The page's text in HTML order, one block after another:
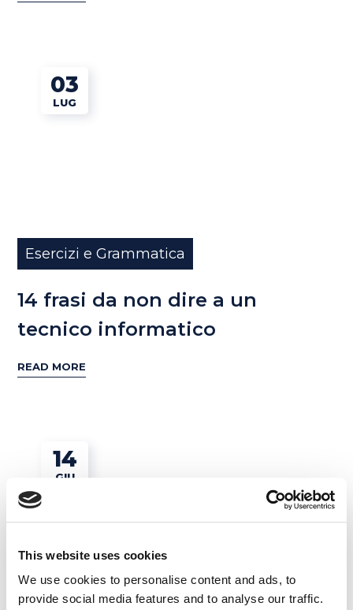
This website uses cookies
We use cookies to personalise content and ads, to
provide social media features and to analyse our traffic.
03
LUG
Esercizi e Grammatica
14 frasi da non dire a un
tecnico informatico
READ MORE
14
GIU